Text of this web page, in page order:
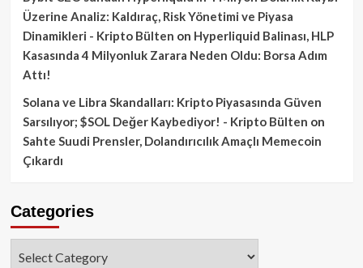
Üzerine Analiz: Kaldıraç, Risk Yönetimi ve Piyasa
Dinamikleri - Kripto Bülten on Hyperliquid Balinası, HLP
Kasasında 4 Milyonluk Zarara Neden Oldu: Borsa Adım
Attı!
Solana ve Libra Skandalları: Kripto Piyasasında Güven
Sarsılıyor; $SOL Değer Kaybediyor! - Kripto Bülten on
Sahte Suudi Prensler, Dolandırıcılık Amaçlı Memecoin
Çıkardı
Categories